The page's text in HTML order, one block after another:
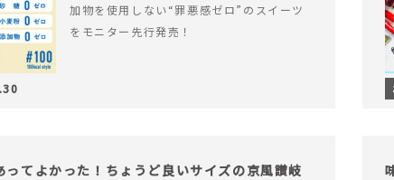
加物を使用しない“罪悪感ゼロ”のスイーツ
をモニター先行発売！
ってよかった！ちょうど良いサイズの京風讃岐